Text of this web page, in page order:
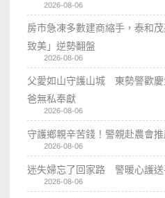
2026-08-06
房市急凍多數建商縮手，泰和
致美」逆勢翻盤
2026-08-06
父愛如山守護山城 東勢警歡
爸無私奉獻
2026-08-06
守護鄉親辛苦錢！警親赴農會推
2026-08-06
迷失婦忘了回家路 警暖心護送
2026-08-06